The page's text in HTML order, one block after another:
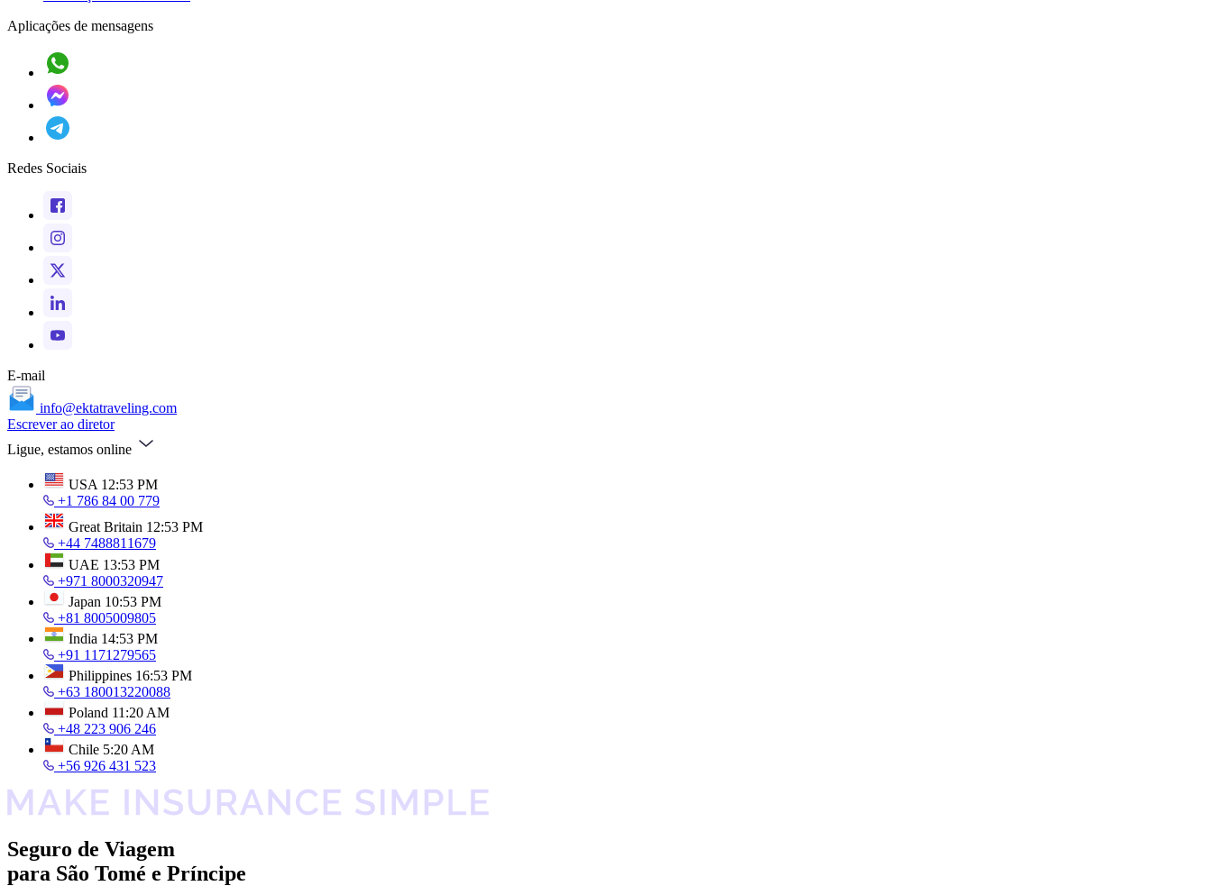
Aplicações de mensagens
Redes Sociais
E-mail
info@ektatraveling.com
Escrever ao diretor
Ligue, estamos online
USA 12:53 PM
+1 786 84 00 779
Great Britain 12:53 PM
+44 7488811679
UAE 13:53 PM
+971 8000320947
Japan 10:53 PM
+81 8005009805
India 14:53 PM
+91 1171279565
Philippines 16:53 PM
+63 180013220088
Poland 11:20 AM
+48 223 906 246
Chile 5:20 AM
+56 926 431 523
Seguro de Viagem
para São Tomé e Príncipe